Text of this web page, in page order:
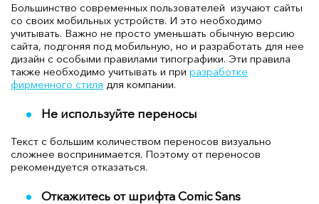
Большинство современных пользователей изучают сайты
со своих мобильных устройств. И это необходимо
учитывать. Важно не просто уменьшать обычную версию
сайта, подгоняя под мобильную, но и разработать для нее
дизайн с особыми правилами типографики. Эти правила
также необходимо учитывать и при разработке
фирменного стиля для компании.
Не используйте переносы
Текст с большим количеством переносов визуально
сложнее воспринимается. Поэтому от переносов
рекомендуется отказаться.
Откажитесь от шрифта Comic Sans